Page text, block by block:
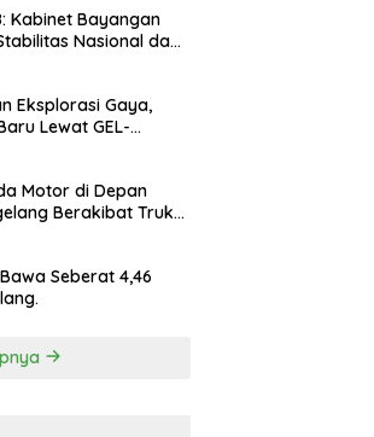
Kabinet Bayangan
Nasional dan
Eksplorasi Gaya,
Lewat GEL-
Motor di Depan
Berakibat Truk
Seberat 4,46